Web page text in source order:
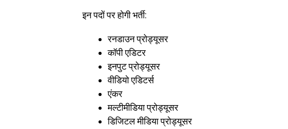
इन पदों पर होगी भर्ती:
रनडाउन प्रोड्यूसर
कॉपी एडिटर
इनपुट प्रोड्यूसर
वीडियो एडिटर्स
एंकर
मल्टीमीडिया प्रोड्यूसर
डिजिटल मीडिया प्रोड्यूसर